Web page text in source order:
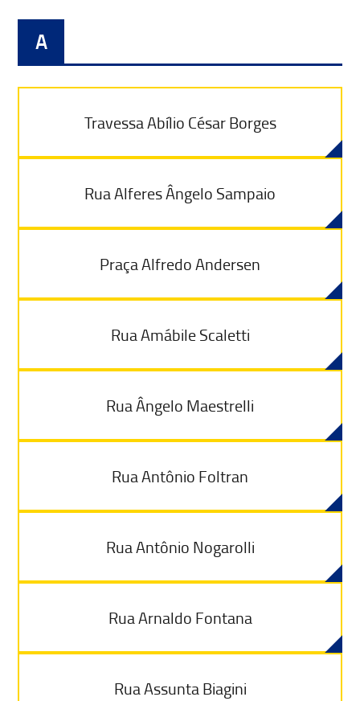
A
Travessa Abílio César Borges
Rua Alferes Ângelo Sampaio
Praça Alfredo Andersen
Rua Amábile Scaletti
Rua Ângelo Maestrelli
Rua Antônio Foltran
Rua Antônio Nogarolli
Rua Arnaldo Fontana
Rua Assunta Biagini